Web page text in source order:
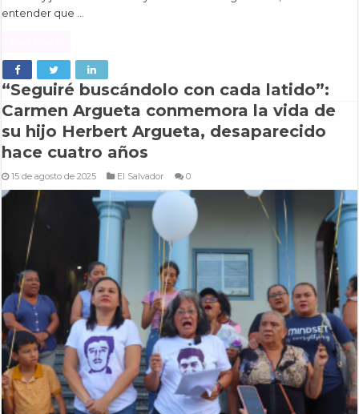
entender que …
“Seguiré buscándolo con cada latido”:
Carmen Argueta conmemora la vida de
su hijo Herbert Argueta, desaparecido
hace cuatro años
15 de agosto de 2025 El Salvador 0